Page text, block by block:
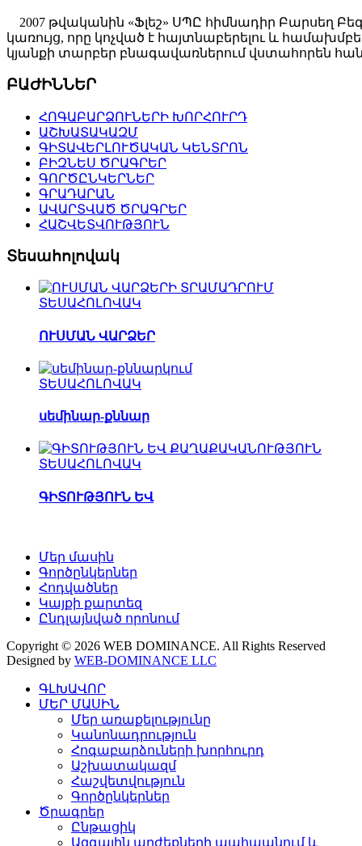
2007 թվականին «Ֆլեշ» ՍՊԸ հիմնադիր Բարսեղ
կառույց, որը կոչված է հայտնաբերելու և
կյանքի տարբեր բնագավառներում վստահորեն
ԲԱԺԻՆՆԵՐ
ՀՈԳԱԲԱՐՁՈՒՆԵՐԻ ԽՈՐՀՈՒՐԴ
ԱՇԽԱՏԱԿԱԶՄ
ԳԻՏԱՎԵՐԼՈՒԾԱԿԱՆ ԿԵՆՏՐՈՆ
ԲԻԶՆԵՍ ԾՐԱԳՐԵՐ
ԳՈՐԾԸՆԿԵՐՆԵՐ
ԳՐԱԴԱՐԱՆ
ԱՎԱՐՏՎԱԾ ԾՐԱԳՐԵՐ
ՀԱՇՎԵՏՎՈՒԹՅՈՒՆ
Տեսահոլովակ
ՏԵՍԱՀՈԼՈՎԱԿ
ՈՒՍՄԱՆ ՎԱՐՁԵՐ
ՏԵՍԱՀՈԼՈՎԱԿ
սեմինար-քննար
ՏԵՍԱՀՈԼՈՎԱԿ
ԳԻՏՈՒԹՅՈՒՆ ԵՎ
Մեր մասին
Գործընկերներ
Հոդվածներ
Կայքի քարտեզ
Ընդլայնված որոնում
Copyright © 2026 WEB DOMINANCE. All Rights Reserved
Designed by WEB-DOMINANCE LLC
ԳԼԽԱՎՈՐ
ՄԵՐ ՄԱՍԻՆ
Մեր առաքելությունը
Կանոնադրություն
Հոգաբարձուների խորհուրդ
Աշխատակազմ
Հաշվետվություն
Գործընկերներ
Ծրագրեր
Ընթացիկ
Ազգային արժեքների պահպանում և